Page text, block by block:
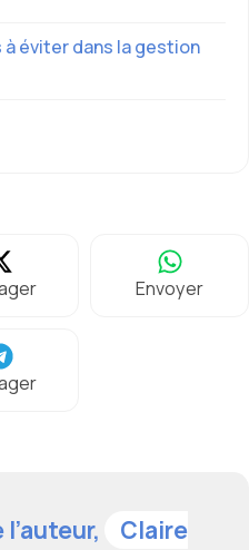
éviter dans la gestion
Envoyer
Claire